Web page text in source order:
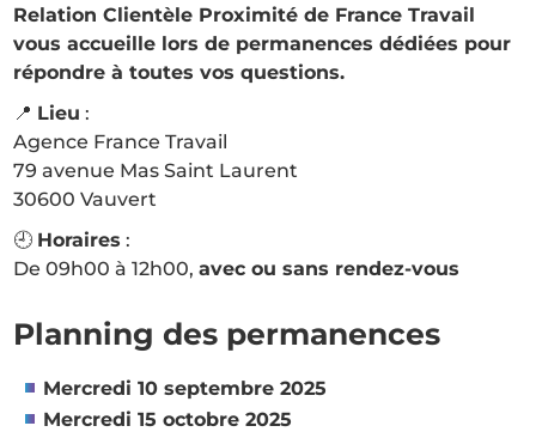
Relation Clientèle Proximité de France Travail
vous accueille lors de permanences dédiées pour
répondre à toutes vos questions.
📍 Lieu :
Agence France Travail
79 avenue Mas Saint Laurent
30600 Vauvert
🕘 Horaires :
De 09h00 à 12h00,avec ou sans rendez-vous
Planning des permanences
Mercredi 10 septembre 2025
Mercredi 15 octobre 2025